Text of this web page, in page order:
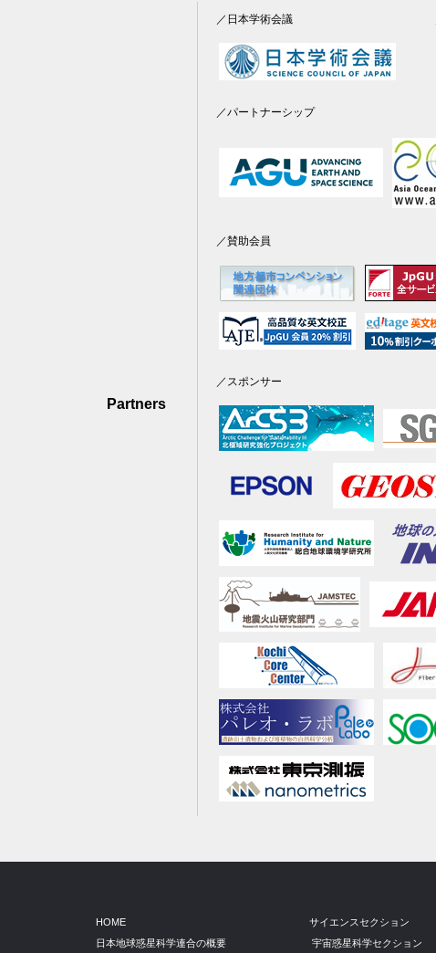
Partners
／日本学術会議
／パートナーシップ
／賛助会員
／スポンサー
HOME
日本地球惑星科学連合の概要
サイエンスセクション
宇宙惑星科学セクション